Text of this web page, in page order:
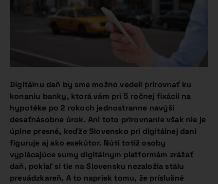
Digitálnu daň by sme možno vedeli prirovnať ku
konaniu banky, ktorá vám pri 5 ročnej fixácii na
hypotéke po 2 rokoch jednostranne navýši
desaťnásobne úrok. Ani toto prirovnanie však nie je
úplne presné, keďže Slovensko pri digitálnej dani
figuruje aj ako exekútor. Núti totiž osoby
vyplácajúce sumy digitálnym platformám zrážať
daň, pokiaľ si tie na Slovensku nezaložia stálu
prevádzkareň. A to napriek tomu, že príslušné